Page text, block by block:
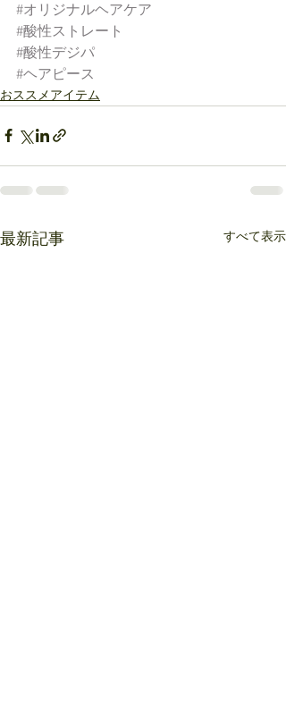
#オリジナルヘアケア
#酸性ストレート
#酸性デジパ
#ヘアピース
おススメアイテム
最新記事 すべて表示